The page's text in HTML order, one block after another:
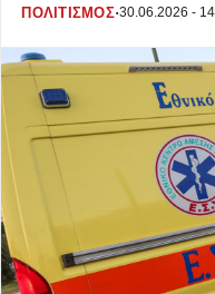
ΠΟΛΙΤΙΣΜΟΣ·30.06.2026 -